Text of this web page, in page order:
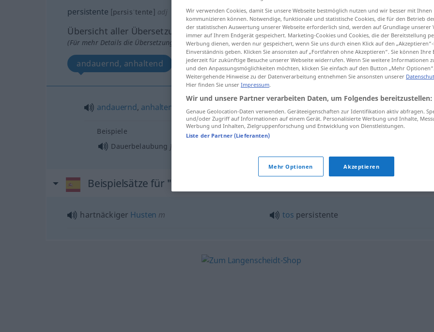
persistente [pɛrsisˈtente] adj
Übersicht aller Übersetzungen
(Für mehr Details die Übersetzung anklicken/antippen)
andauernd, anhaltend
andauernd, anhaltend persistente
Beispiele
Dauerbelaubung f
Beispielsätze für "persistente"
hartnäckiger Husten m tos persistente
Wir verwenden Cookies, damit Sie unsere Webseite bestmöglich nutzen und wir besser mit Ihnen
kommunizieren können. Notwendige, funktionale und statistische Cookies, die für den Betrieb
der statistischen Auswertung unserer Webseite erforderlich sind, werden auf Grundlage unserer
immer auf Ihrem Endgerät gespeichert. Marketing-Cookies und Cookies, die der Bereitstellung
Werbung dienen, werden nur gespeichert, wenn Sie uns durch einen Klick auf den
Einverständnis geben. Klicken Sie ansonsten auf „Fortfahren ohne Akzeptieren“. Sie können Ihre
jederzeit für zukünftige Besuche unserer Webseite widerrufen. Wenn Sie weitere Informationen
und den Anpassungsmöglichkeiten möchten, klicken Sie einfach auf den Button „Mehr Optionen“.
Weitergehende Hinweise zu der Datenverarbeitung entnehmen Sie ansonsten unserer
Hier finden Sie unser Impressum.
Wir und unsere Partner verarbeiten Daten, um Folgendes bereitzustellen:
Genaue Geolocation-Daten verwenden. Geräteeigenschaften zur Identifikation aktiv abfragen.
und/oder Zugriff auf Informationen auf einem Gerät. Personalisierte Werbung und Inhalte,
Werbung und Inhalten, Zielgruppenforschung und Entwicklung von Dienstleistungen.
Liste der Partner (Lieferanten)
Mehr Optionen Akzeptieren